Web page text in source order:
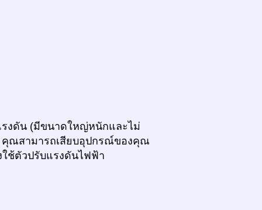
งดัน (มีขนาดใหญ่หนักและไม่
คุณสามารถเสียบอุปกรณ์ของคุณ
ช้ตัวปรับแรงดันไฟฟ้า